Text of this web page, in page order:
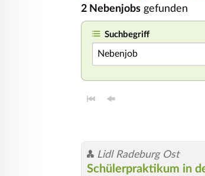
2 Nebenjobs gefunden
Suchbegriff
Lidl Radeburg Ost
Schülerpraktikum in